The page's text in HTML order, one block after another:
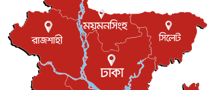
আন্তর্জাতিক
এবার ওটিটিতে মুক্তি পেল ‘মালিক’
বিনোদন ৮ আগস্ট, ২০২৬
রিয়ালকে ‘না’ বলা রদ্রির জন্য বার্সার কাছে কত চাইল ম্যানসিটি
খেলাধুলা
শিল্পকলায় চলচ্চিত্র উৎসব, বিনা মূল্যে দেখা যাবে ৬ সিনেমা